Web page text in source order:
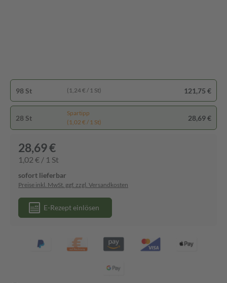
98 St (1,24 € / 1 St) 121,75 €
28 St
Spartipp
(1,02 € / 1 St)
28,69 €
28,69 €
1,02 € / 1 St
sofort lieferbar
Preise inkl. MwSt. ggf. zzgl. Versandkosten
E-Rezept einlösen